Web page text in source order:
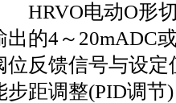
HRVO电动O形
出的4～20mADC
位反馈信号与设
步距调整(PID调